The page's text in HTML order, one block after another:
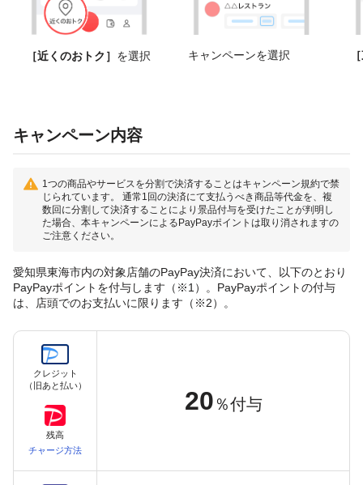
［近くのおトク］ を選択 キャンペーンを選択
キャンペーン内容
1つの商品やサービスを分割で決済することはキャンペーン規約で禁
じられています。 通常1回の決済にて支払うべき商品等代金を、複
数回に分割して決済することにより景品付与を受けたことが判明し
た場合、本キャンペーンによるPayPayポイントは取り消されますの
ご注意ください。
愛知県東海市内の対象店舗のPayPay決済において、以下のとおり
PayPayポイントを付与します（※1）。PayPayポイントの付与
は、店頭でのお支払いに限ります（※2）。
クレジット
（旧あと払い）
残高
チャージ方法
20 ％付与